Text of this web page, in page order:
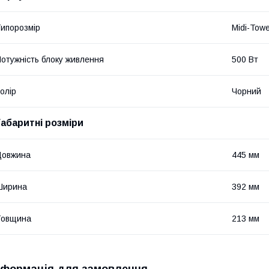
Midi-
блоку живлення 500 Вт
Чорний
розміри
445 мм
392 мм
213 мм